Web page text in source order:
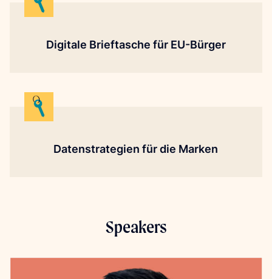
Digitale Brieftasche für EU-Bürger
Datenstrategien für die Marken
Speakers